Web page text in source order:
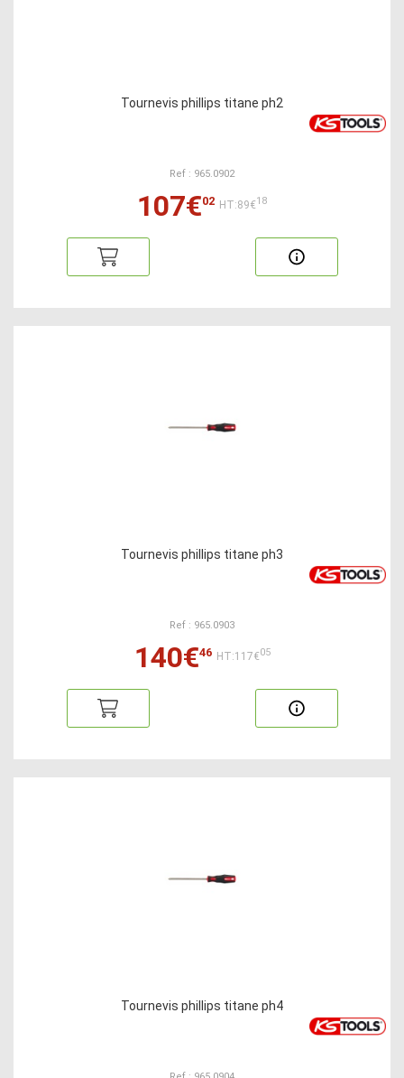
Tournevis phillips titane ph2
Ref : 965.0902
107€02 HT:89€18
Tournevis phillips titane ph3
Ref : 965.0903
140€46 HT:117€05
Tournevis phillips titane ph4